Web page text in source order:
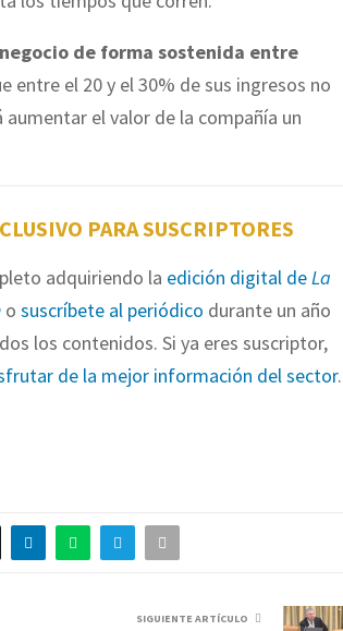
de forma sostenida entre
entre el 20 y el 30% de sus ingresos no
el valor de la compañía un
PARA SUSCRIPTORES
adquiriendo la edición digital deLa
o suscríbete al periódico durante un año
los contenidos. Si ya eres suscriptor,
de la mejor información del sector.
SIGUIENTE ARTÍCULO